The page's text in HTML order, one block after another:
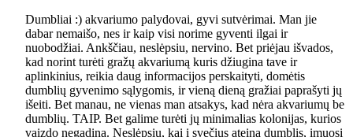
Dumbliai :) akvariumo palydovai, gyvi sutvėrimai. Man jie
dabar nemaišo, nes ir kaip visi norime gyventi ilgai ir
nuobodžiai. Ankščiau, neslėpsiu, nervino. Bet priėjau išvados,
kad norint turėti gražų akvariumą kuris džiugina tave ir
aplinkinius, reikia daug informacijos perskaityti, domėtis
dumblių gyvenimo sąlygomis, ir vieną dieną gražiai paprašyti jų
išeiti. Bet manau, ne vienas man atsakys, kad nėra akvariumų be
dumblių. TAIP. Bet galime turėti jų minimalias kolonijas, kurios
vaizdo negadina. Neslėpsiu, kai į svečius ateina dumblis, imuosi